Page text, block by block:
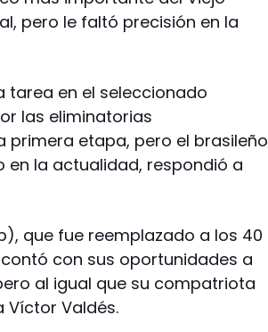
pero le faltó precisión en la
tarea en el seleccionado
las eliminatorias
primera etapa, pero el brasileño
en la actualidad, respondió a
que fue reemplazado a los 40
con sus oportunidades a
al igual que su compatriota
Víctor Valdés.